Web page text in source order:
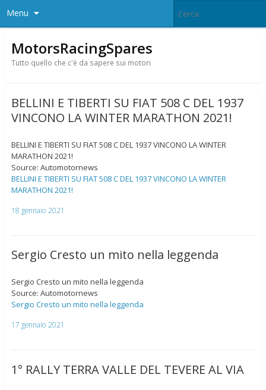
Menu
MotorsRacingSpares
Tutto quello che c'è da sapere sui motori
BELLINI E TIBERTI SU FIAT 508 C DEL 1937
VINCONO LA WINTER MARATHON 2021!
BELLINI E TIBERTI SU FIAT 508 C DEL 1937 VINCONO LA WINTER
MARATHON 2021!
Source: Automotornews
BELLINI E TIBERTI SU FIAT 508 C DEL 1937 VINCONO LA WINTER
MARATHON 2021!
18 gennaio 2021
Sergio Cresto un mito nella leggenda
Sergio Cresto un mito nella leggenda
Source: Automotornews
Sergio Cresto un mito nella leggenda
17 gennaio 2021
1° RALLY TERRA VALLE DEL TEVERE AL VIA